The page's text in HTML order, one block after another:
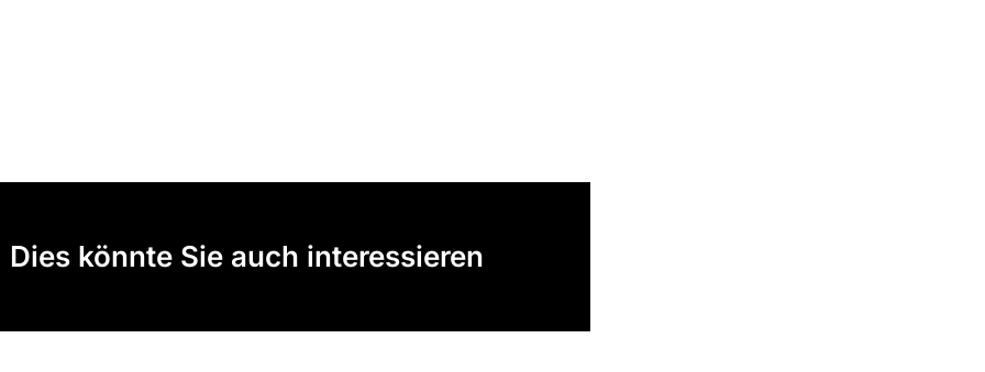
Dies könnte Sie auch interessieren